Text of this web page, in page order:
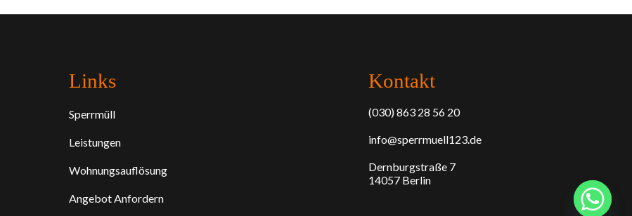
Links
Sperrmüll
Leistungen
Wohnungsauflösung
Angebot Anfordern
Kontakt
(030) 863 28 56 20
info@sperrmuell123.de
Dernburgstraße 7
14057 Berlin